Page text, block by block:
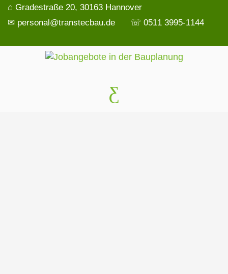
⌂ Gradestraße 20, 30163 Hannover
✉ personal@transtecbau.de
☏ 0511 3995-1144